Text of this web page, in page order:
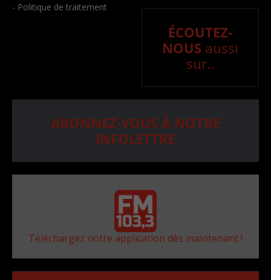
- Politique de traitement
ÉCOUTEZ-
NOUS aussi
sur..
ABONNEZ-VOUS À NOTRE
INFOLETTRE
Téléchargez notre application dès maintenant !